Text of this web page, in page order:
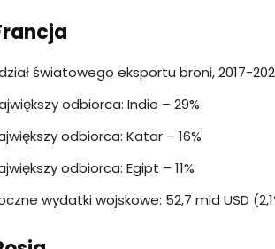
światowego eksportu broni, 2017-
odbiorca: Indie – 29%
odbiorca: Katar – 16%
odbiorca: Egipt – 11%
wydatki wojskowe: 52,7 mld USD